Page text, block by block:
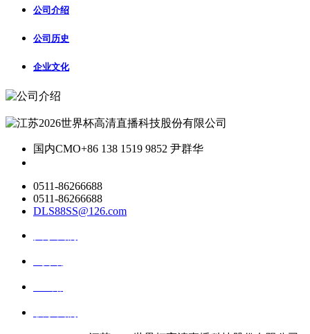
公司介绍
公司历史
企业文化
国内CMO+86 138 1519 9852 尹群华
0511-86266688
0511-86266688
DLS88SS@126.com